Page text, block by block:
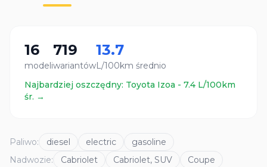
16
modeli
719
wariantów
13.7
L/100km średnio
Najbardziej oszczędny: Toyota Izoa - 7.4 L/100km
śr. →
Paliwo: diesel electric
gasoline
Nadwozie: Cabriolet Cabriolet, SUV
Coupe